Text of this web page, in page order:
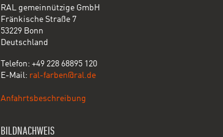
RAL gemeinnützige GmbH
Fränkische Straße 7
53229 Bonn
Deutschland
Telefon: +49 228 68895 120
E-Mail: ral-farben@ral.de
Anfahrtsbeschreibung
BILDNACHWEIS